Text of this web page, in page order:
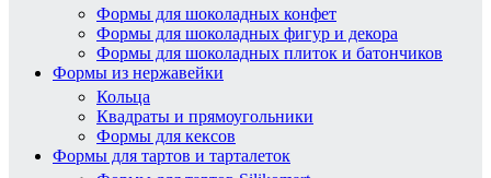
Формы для шоколадных конфет
Формы для шоколадных фигур и декора
Формы для шоколадных плиток и батончиков
Формы из нержавейки
Кольца
Квадраты и прямоугольники
Формы для кексов
Формы для тартов и тарталеток